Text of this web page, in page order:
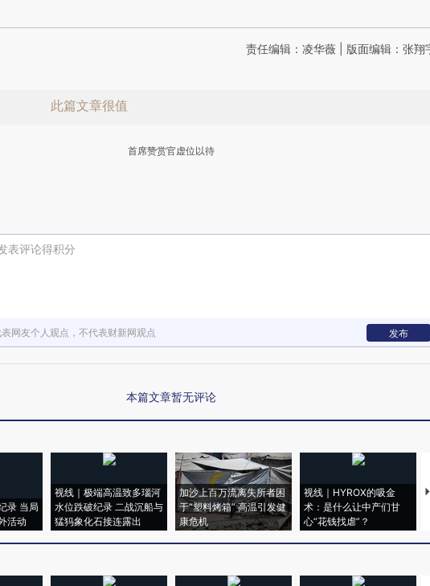
责任编辑：凌华薇 | 版面编辑：张翔
此篇文章很值
首席赞赏官虚位以待
表评论得积分
网友个人观点，不代表财新网观点 发布
本篇文章暂无评论
录 当局
活动
视线｜极端高温致多瑙河
水位跌破纪录 二战沉船与
猛犸象化石接连露出
加沙上百万流离失所者困
于“塑料烤箱” 高温引发健
康危机
视线｜HYROX的吸金
术：是什么让中产们甘
心“花钱找虐”？